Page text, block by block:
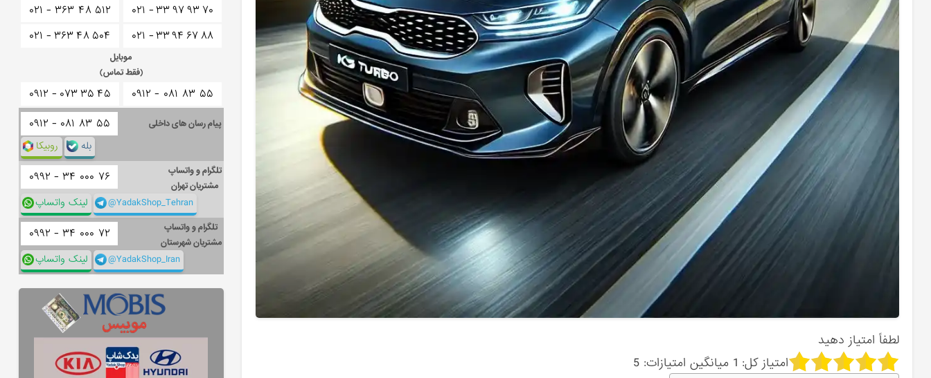
۰۲۱ -۳۳۹۷۹۳ ۷۰
۰۲۱ -۳۳۹۴ ۶۷ ۸۸
۰۲۱ - ۳۶۳ ۴۸ ۵۱۲
۰۲۱ - ۳۶۳ ۴۸ ۵۰۴
موبایل
(فقط تماس)
۰۹۱۲ - ۰۸۱ ۸۳ ۵۵ ۰۹۱۲ - ۰۷۳۳۵ ۴۵
پیام رسان های داخلی ۰۹۱۲ - ۰۸۱ ۸۳ ۵۵
روبیکا بله
تلگرام و واتساپ
مشتریان تهران
۰۹۹۲ - ۳۴ ۰۰۰ ۷۶
لینک واتساپ @YadakShop_Tehran
تلگرام و واتساپ
مشتریان شهرستان
۰۹۹۲ - ۳۴ ۰۰۰ ۷۲
لینک واتساپ @YadakShop_Iran
لطفاً امتیاز دهید
امتیاز کل: 1 میانگین امتیازات:5